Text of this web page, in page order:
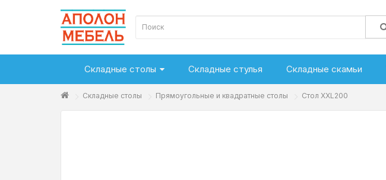
Складные столы Складные стулья Складные скамьи
Складные столы Прямоугольные и квадратные столы Стол XXL200